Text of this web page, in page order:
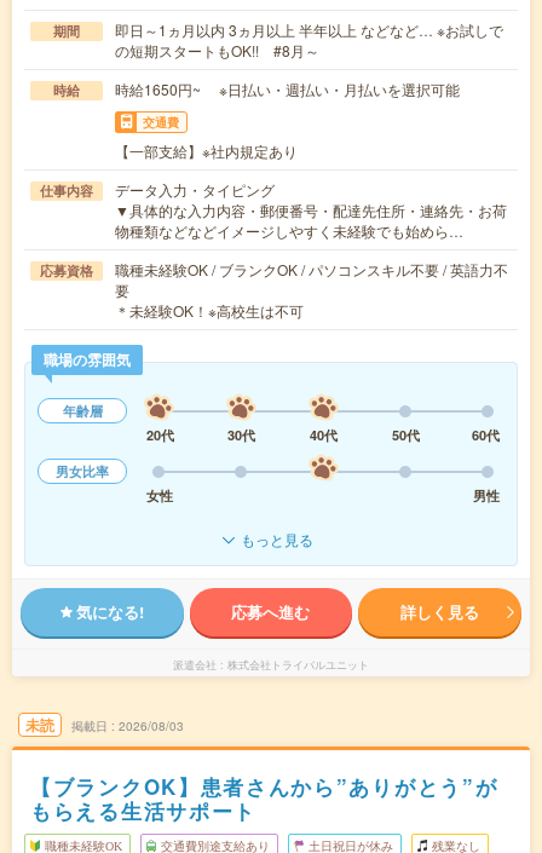
期間
即日～1ヵ月以内 3ヵ月以上 半年以上 などなど… ※お試しで
の短期スタートもOK!! #8月～
時給 時給1650円~ ※日払い・週払い・月払いを選択可能
交通費
【一部支給】※社内規定あり
仕事内容
データ入力・タイピング
▼具体的な入力内容・郵便番号・配達先住所・連絡先・お荷
物種類などなどイメージしやすく未経験でも始めら…
応募資格
職種未経験OK / ブランクOK / パソコンスキル不要 / 英語力不
要
＊未経験OK！※高校生は不可
職場の雰囲気
年齢層
20代
30代 40代 50代
60代
男女比率
女性
男性
もっと見る
気になる! 応募へ進む 詳しく見る
派遣会社 株式会社トライバルユニット
未読 掲載日 2026/08/03
【ブランクOK】患者さんから”ありがとう”が
もらえる生活サポート
職種未経験OK 交通費別途支給あり 土日祝日が休み 残業なし